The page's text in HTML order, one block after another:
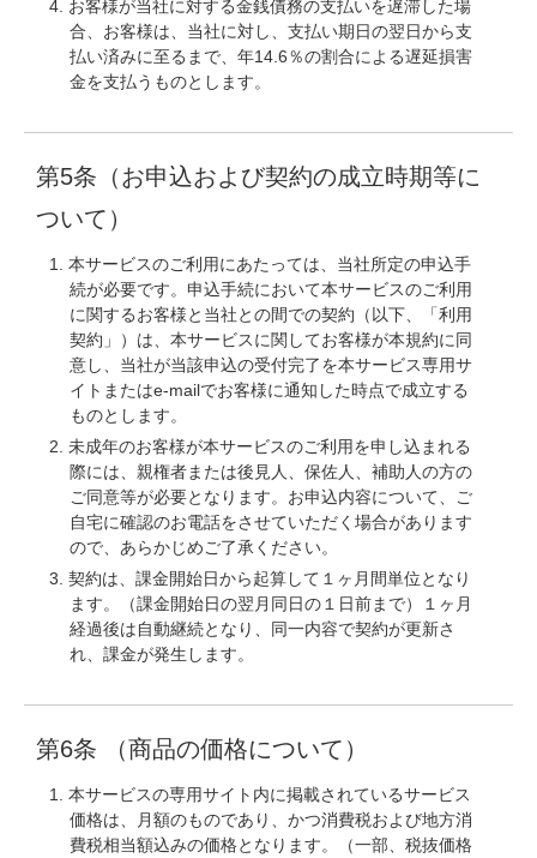
お客様が当社に対する金銭債務の支払いを遅滞した場
合、お客様は、当社に対し、支払い期日の翌日から支
払い済みに至るまで、年14.6％の割合による遅延損害
金を支払うものとします。
第5条（お申込および契約の成立時期等に
ついて）
本サービスのご利用にあたっては、当社所定の申込手
続が必要です。申込手続において本サービスのご利用
に関するお客様と当社との間での契約（以下、「利用
契約」）は、本サービスに関してお客様が本規約に同
意し、当社が当該申込の受付完了を本サービス専用サ
イトまたはe-mailでお客様に通知した時点で成立する
ものとします。
未成年のお客様が本サービスのご利用を申し込まれる
際には、親権者または後見人、保佐人、補助人の方の
ご同意等が必要となります。お申込内容について、ご
自宅に確認のお電話をさせていただく場合があります
ので、あらかじめご了承ください。
契約は、課金開始日から起算して１ヶ月間単位となり
ます。（課金開始日の翌月同日の１日前まで）１ヶ月
経過後は自動継続となり、同一内容で契約が更新さ
れ、課金が発生します。
第6条 （商品の価格について）
本サービスの専用サイト内に掲載されているサービス
価格は、月額のものであり、かつ消費税および地方消
費税相当額込みの価格となります。（一部、税抜価格